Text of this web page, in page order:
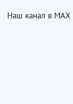
Наш канал в МАХ